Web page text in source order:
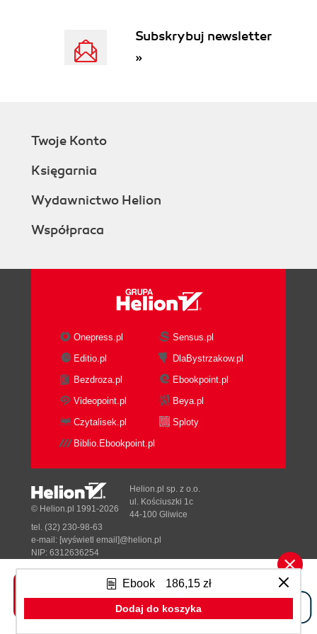
3.2. Copying Files onto a USB Flash Drive
3.3. Starting a Terminal Session
3.7. Editing a File
3.10. Creating a Directory
3.12. Performing Tasks with Superuser
3.15. Changing File Ownership
3.16. Making a Screen Capture
3.17. Installing Software with apt
3.18. Removing Software Installed with apt
3.19. Installing Python Packages with pip3
3.20. Fetching Files from the Command Line
3.21. Fetching Source Code with Git
3.22. Fetching This Books Accompanying
3.23. Running a Program Automatically on
Startup
3.24. Running a Program Automatically as a
Service
3.25. Running a Program Automatically at
Regular Intervals
3.26. Finding a File
3.27. Using the Command-Line History
3.28. Monitoring Processor Activity
3.29. Working with File Archives
3.30. Listing Connected USB Devices
Ebook 186,15 zł
Dodaj do koszyka
Subskrybuj newsletter
»
Twoje Konto
Księgarnia
Wydawnictwo Helion
Współpraca
Onepress.pl
Sensus.pl
Editio.pl
DlaBystrzakow.pl
Bezdroza.pl
Ebookpoint.pl
Videopoint.pl
Beya.pl
Czytalisek.pl
Sploty
Biblio.Ebookpoint.pl
Tonik.pl
© Helion.pl 1991-2026
Helion.pl sp. z o.o.
ul. Kościuszki 1c
44-100 Gliwice
tel. (32) 230-98-63
e-mail: [wyświetl email]@helion.pl
NIP: 6312636254